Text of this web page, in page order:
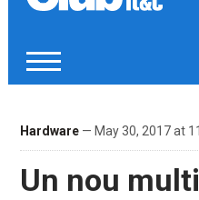
Hardware— May 30, 2017 at
Un nou